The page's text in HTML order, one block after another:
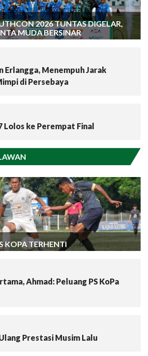
2026 TUNTAS DIGELAR,
MUDA BERSINAR
Erlangga, Menempuh Jarak
di Persebaya
Lolos ke Perempat Final
KOPA TERHENTI
Ahmad: Peluang PS KoPa
Prestasi Musim Lalu